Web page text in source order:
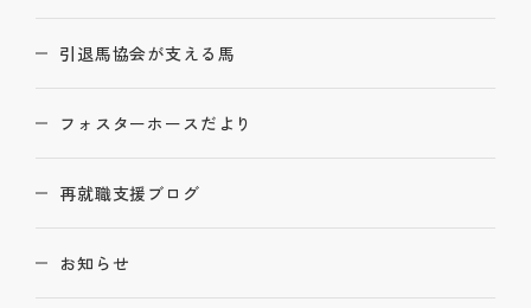
引退馬協会が支える馬
フォスターホースだより
再就職支援ブログ
お知らせ